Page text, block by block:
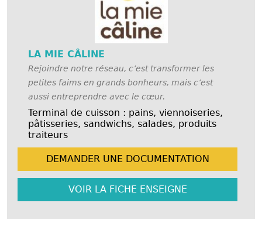
LA MIE CÂLINE
Rejoindre notre réseau, c’est transformer les
petites faims en grands bonheurs, mais c’est
aussi entreprendre avec le cœur.
Terminal de cuisson : pains, viennoiseries,
pâtisseries, sandwichs, salades, produits
traiteurs
DEMANDER UNE DOCUMENTATION
VOIR LA FICHE ENSEIGNE